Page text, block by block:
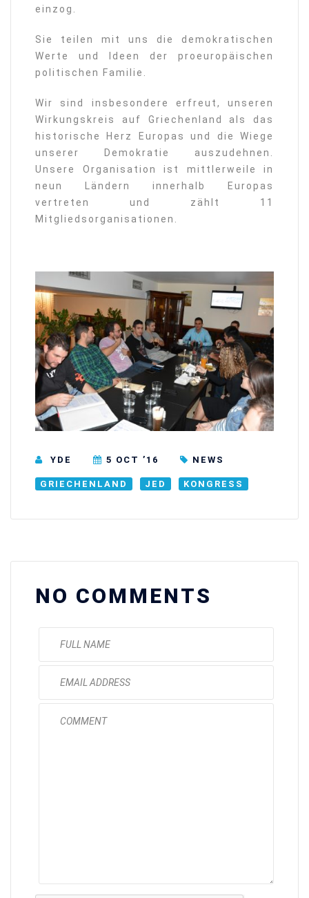
einzog.
Sie teilen mit uns die demokratischen
Werte und Ideen der proeuropäischen
politischen Familie.
Wir sind insbesondere erfreut, unseren
Wirkungskreis auf Griechenland als das
historische Herz Europas und die Wiege
unserer Demokratie auszudehnen.
Unsere Organisation ist mittlerweile in
neun Ländern innerhalb Europas
vertreten und zählt 11
Mitgliedsorganisationen.
YDE 5 OCT ’16 NEWS
GRIECHENLAND JED KONGRESS
NO COMMENTS